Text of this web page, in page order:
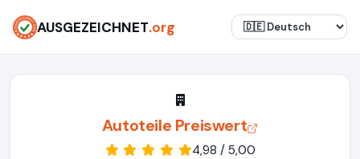
AUSGEZEICHNET.org
Autoteile Preiswert
4,98 / 5,00